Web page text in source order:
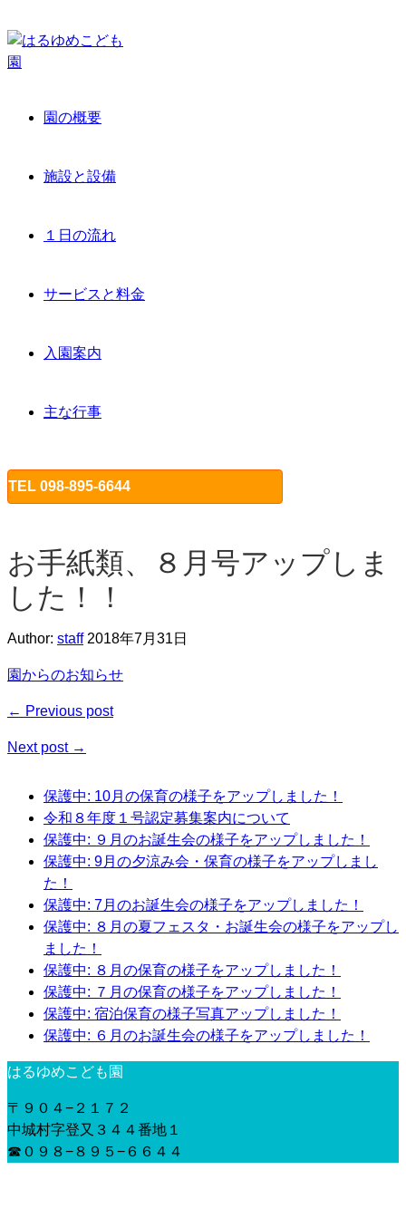
園の概要
施設と設備
１日の流れ
サービスと料金
入園案内
主な行事
TEL 098-895-6644
お手紙類、８月号アップしま
した！！
Author: staff 2018年7月31日
園からのお知らせ
← Previous post
Next post →
保護中: 10月の保育の様子をアップしました！
令和８年度１号認定募集案内について
保護中: ９月のお誕生会の様子をアップしました！
保護中: 9月の夕涼み会・保育の様子をアップしまし
た！
保護中: 7月のお誕生会の様子をアップしました！
保護中: ８月の夏フェスタ・お誕生会の様子をアップし
ました！
保護中: ８月の保育の様子をアップしました！
保護中: ７月の保育の様子をアップしました！
保護中: 宿泊保育の様子写真アップしました！
保護中: ６月のお誕生会の様子をアップしました！
はるゆめこども園
〒９０４−２１７２
中城村字登又３４４番地１
☎︎０９８−８９５−６６４４